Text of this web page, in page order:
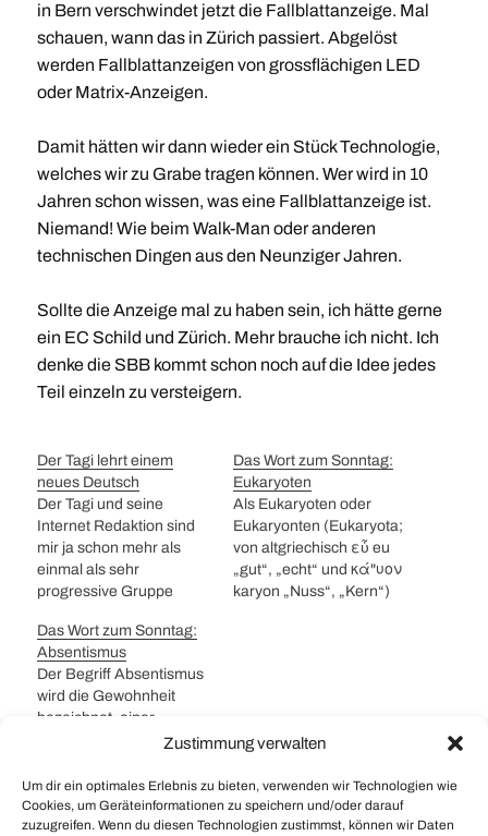
Zustimmung verwalten
Um dir ein optimales Erlebnis zu bieten, verwenden wir Technologien wie
Cookies, um Geräteinformationen zu speichern und/oder darauf
zuzugreifen. Wenn du diesen Technologien zustimmst, können wir Daten
in Bern verschwindet jetzt die Fallblattanzeige. Mal
schauen, wann das in Zürich passiert. Abgelöst
werden Fallblattanzeigen von grossflächigen LED
oder Matrix-Anzeigen.
Damit hätten wir dann wieder ein Stück Technologie,
welches wir zu Grabe tragen können. Wer wird in 10
Jahren schon wissen, was eine Fallblattanzeige ist.
Niemand! Wie beim Walk-Man oder anderen
technischen Dingen aus den Neunziger Jahren.
Sollte die Anzeige mal zu haben sein, ich hätte gerne
ein EC Schild und Zürich. Mehr brauche ich nicht. Ich
denke die SBB kommt schon noch auf die Idee jedes
Teil einzeln zu versteigern.
Der Tagi lehrt einem
neues Deutsch
Der Tagi und seine
Internet Redaktion sind
mir ja schon mehr als
einmal als sehr
progressive Gruppe
Sammelsurium
füdlibürgerischer
Vereinsmeier; mit diesen
Worten beschreibt der
Diese Ansammlung von
hat schon meine
Hochachtung gefunden.
Weiter so!
Das Wort zum Sonntag:
Eukaryoten
Als Eukaryoten oder
Eukaryonten (Eukaryota;
von altgriechisch εὖ eu
„gut“, „echt“ und κά"υον
karyon „Nuss“, „Kern“)
dazu zu sagen hat:
Eukaryoten mehrere
Chromosomen, was sie
von Prokaryoten
Das Wort zum Sonntag:
Absentismus
Der Begriff Absentismus
wird die Gewohnheit
bezeichnet, einer
fernzubleiben. (lat
absentia: Abwesenheit).
Normalerweise wird im